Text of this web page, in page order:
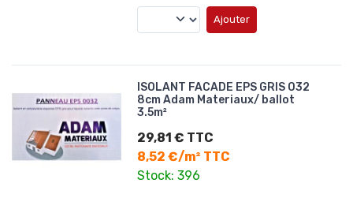
Ajouter
ISOLANT FACADE EPS GRIS 032
8cm Adam Materiaux/ ballot
3.5m²
29,81 € TTC
8,52 €/m² TTC
Stock: 396